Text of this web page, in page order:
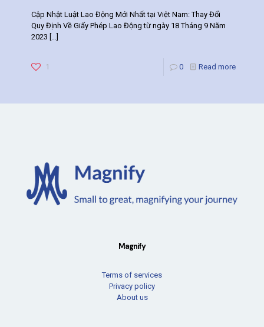
Cập Nhật Luật Lao Động Mới Nhất tại Việt Nam: Thay Đổi
Quy Định Về Giấy Phép Lao Động từ ngày 18 Tháng 9 Năm
2023 […]
1 0 Read more
Magnify
Terms of services
Privacy policy
About us